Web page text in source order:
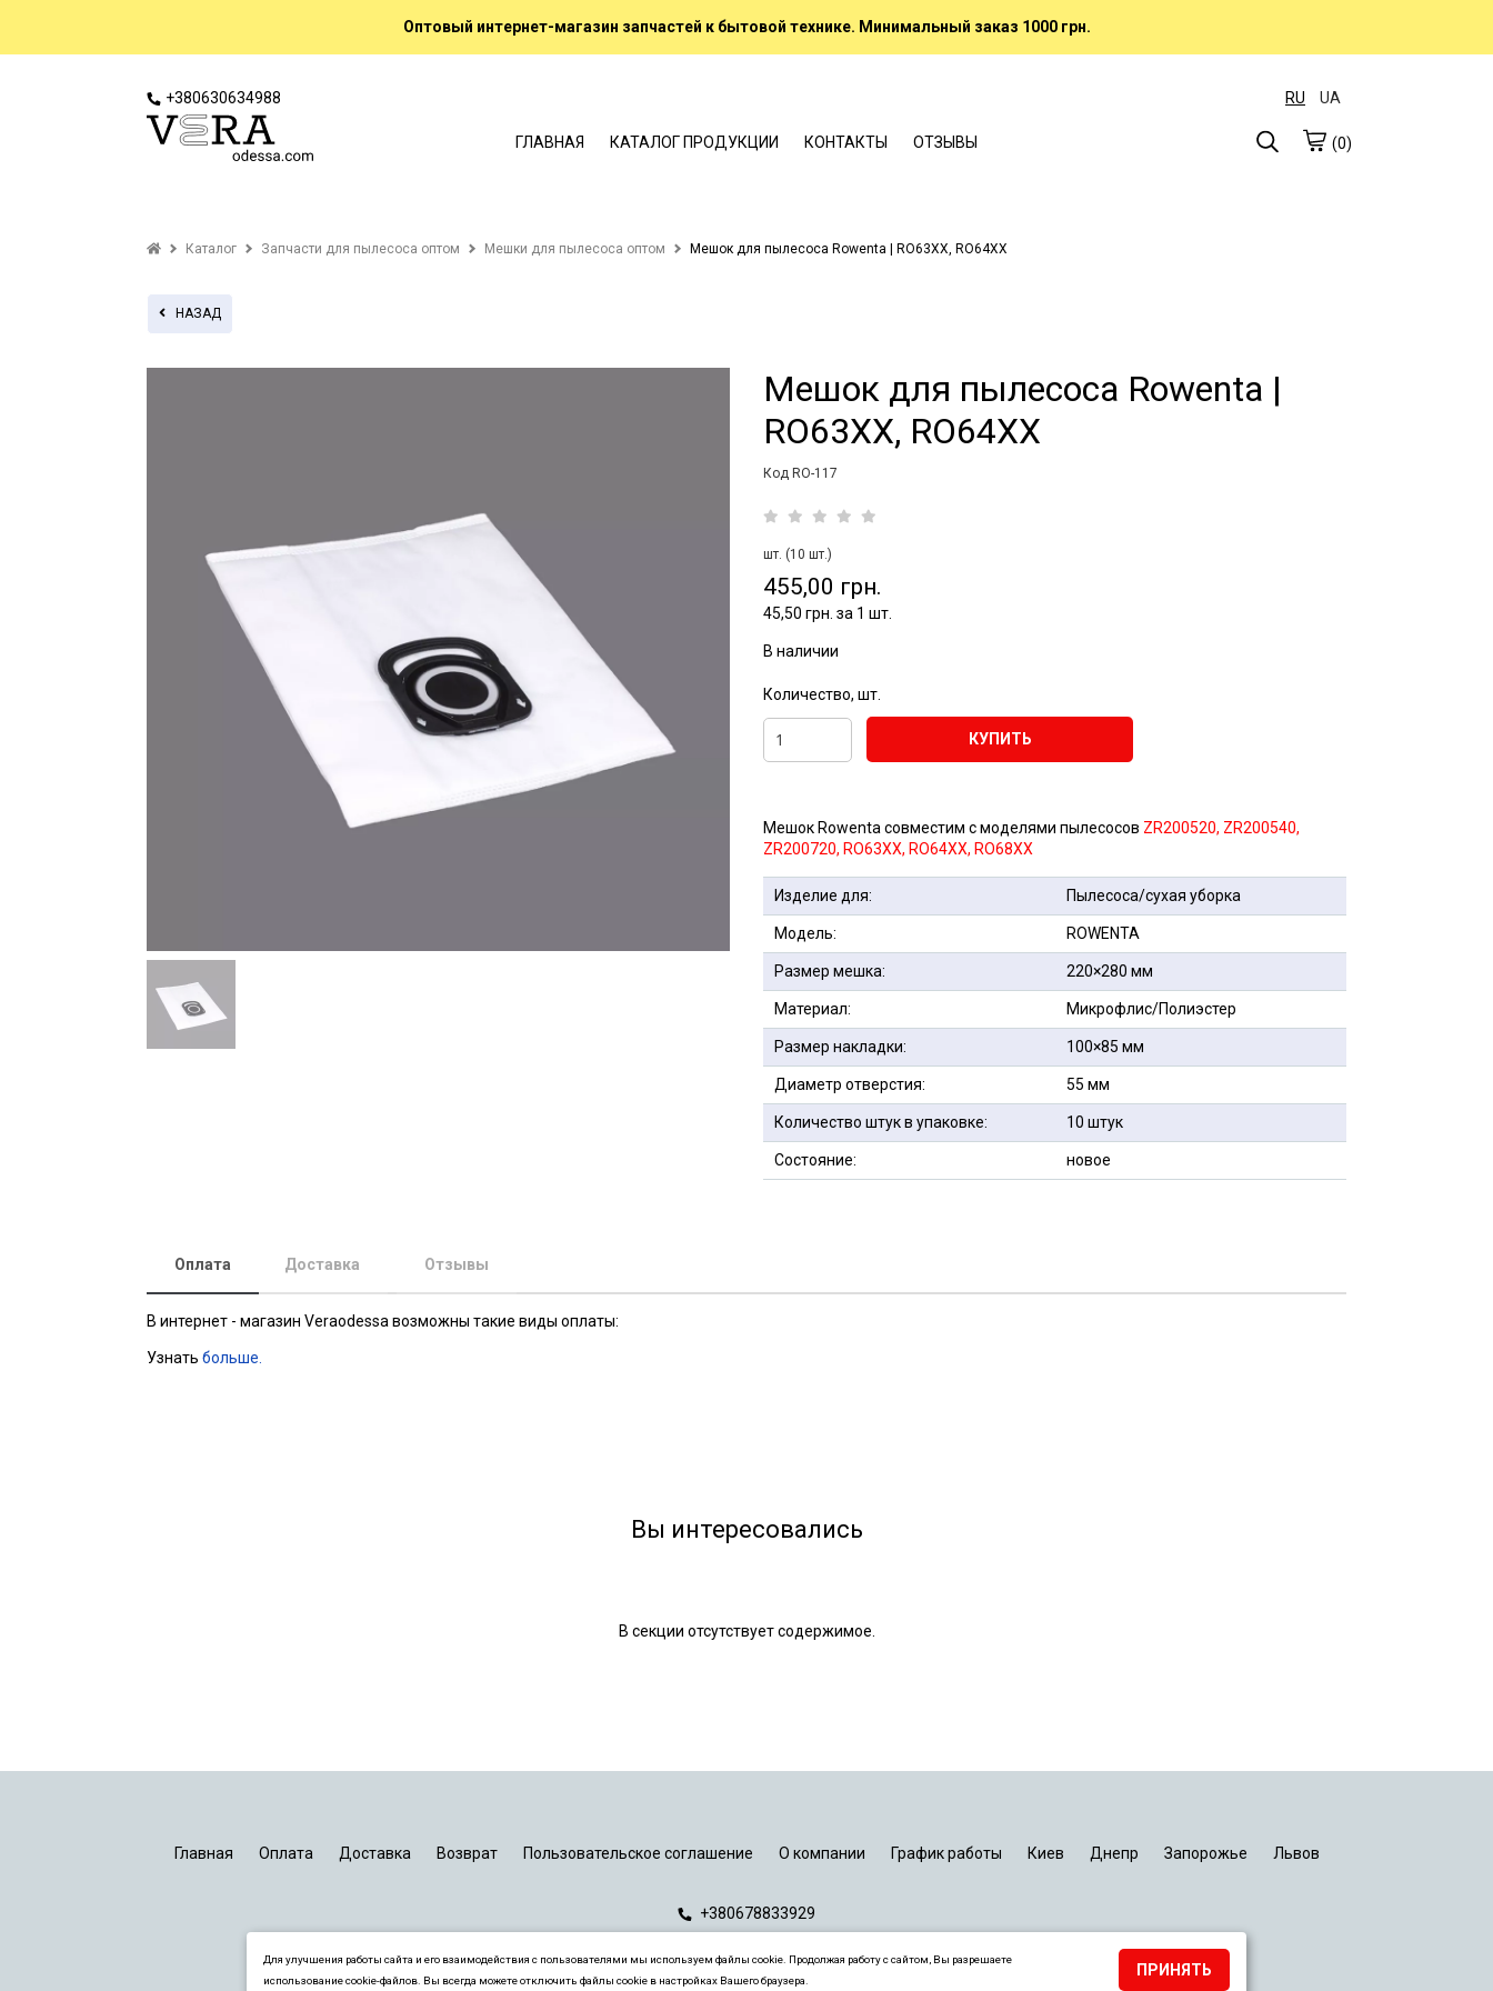
Оптовый интернет-магазин запчастей к бытовой технике. Минимальный заказ 1000 грн.
+380630634988 RU UA
ГЛАВНАЯ КАТАЛОГ ПРОДУКЦИИ КОНТАКТЫ ОТЗЫВЫ (0)
Каталог Запчасти для пылесоса оптом Мешки для пылесоса оптом Мешок для пылесоса Rowenta | RO63XX, RO64XX
НАЗАД
Мешок для пылесоса Rowenta |
RO63XX, RO64XX
Код RO-117
шт. (10 шт.)
455,00 грн.
45,50 грн. за 1 шт.
В наличии
Количество, шт.
КУПИТЬ
Мешок Rowenta совместим с моделями пылесосов ZR200520, ZR200540,
ZR200720, RO63XX, RO64XX, RO68XX
Изделие для: Пылесоса/сухая уборка
Модель: ROWENTA
Размер мешка: 220×280 мм
Материал: Микрофлис/Полиэстер
Размер накладки: 100×85 мм
Диаметр отверстия: 55 мм
Количество штук в упаковке: 10 штук
Состояние: новое
Оплата Доставка Отзывы
В интернет - магазин Veraodessa возможны такие виды оплаты:
Узнать больше.
Вы интересовались
В секции отсутствует содержимое.
Главная Оплата Доставка Возврат Пользовательское соглашение О компании График работы Киев Днепр Запорожье Львов
+380678833929
Для улучшения работы сайта и его взаимодействия с пользователями мы используем файлы cookie. Продолжая работу с сайтом, Вы разрешаете
использование cookie-файлов. Вы всегда можете отключить файлы cookie в настройках Вашего браузера.
ПРИНЯТЬ